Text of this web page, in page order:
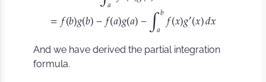
𝑎
= 𝑓(𝑏)𝑔(𝑏) −𝑓(𝑎)𝑔(𝑎) − ∫
𝑏
𝑎
𝑓(𝑥)𝑔′(𝑥)𝑑𝑥
And we have derived the partial integration
formula.